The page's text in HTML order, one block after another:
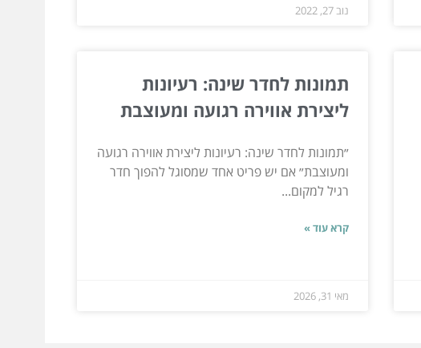
נוב 27, 2022
תמונות לחדר שינה: רעיונות
ליצירת אווירה רגועה ומעוצבת
״תמונות לחדר שינה: רעיונות ליצירת אווירה רגועה
ומעוצבת״ אם יש פריט אחד שמסוגל להפוך חדר
רגיל למקום...
קרא עוד »
מאי 31, 2026